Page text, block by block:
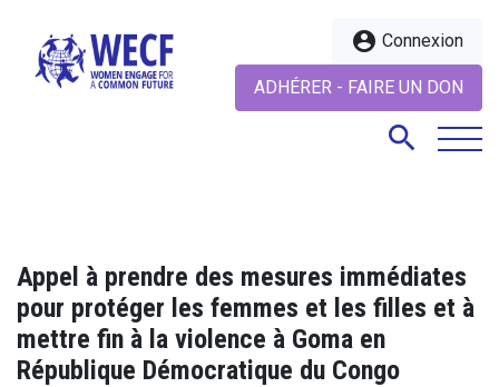
account_circle Connexion
ADHÉRER - FAIRE UN DON
search
search
Appel à prendre des mesures immédiates
pour protéger les femmes et les filles et à
mettre fin à la violence à Goma en
République Démocratique du Congo